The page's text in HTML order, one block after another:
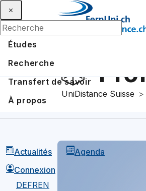
Études
Recherche
Transfert de savoir
À propos
Actualités
Agenda
Connexion
DEFREN
UniDistance Suisse